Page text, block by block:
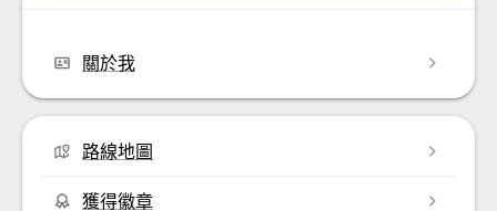
關於我
路線地圖
獲得徽章